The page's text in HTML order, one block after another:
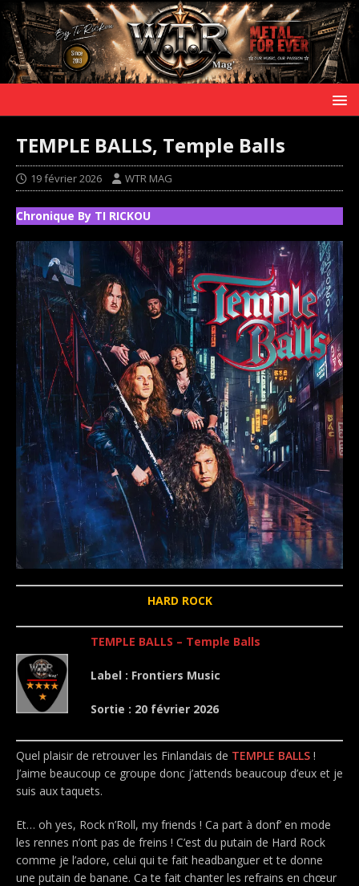
TEMPLE BALLS, Temple Balls
19 février 2026 WTR MAG
Chronique By TI RICKOU
HARD ROCK
TEMPLE BALLS – Temple Balls
Label : Frontiers Music
Sortie : 20 février 2026
Quel plaisir de retrouver les Finlandais de TEMPLE BALLS !
J’aime beaucoup ce groupe donc j’attends beaucoup d’eux et je
suis aux taquets.
Et… oh yes, Rock n’Roll, my friends ! Ca part à donf’ en mode
les rennes n’ont pas de freins ! C’est du putain de Hard Rock
comme je l’adore, celui qui te fait headbanguer et te donne
une putain de banane. Ca te fait chanter les refrains en chœur